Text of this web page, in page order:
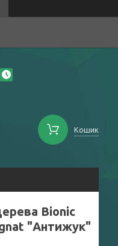
Кошик
Bionic
"Антижук"